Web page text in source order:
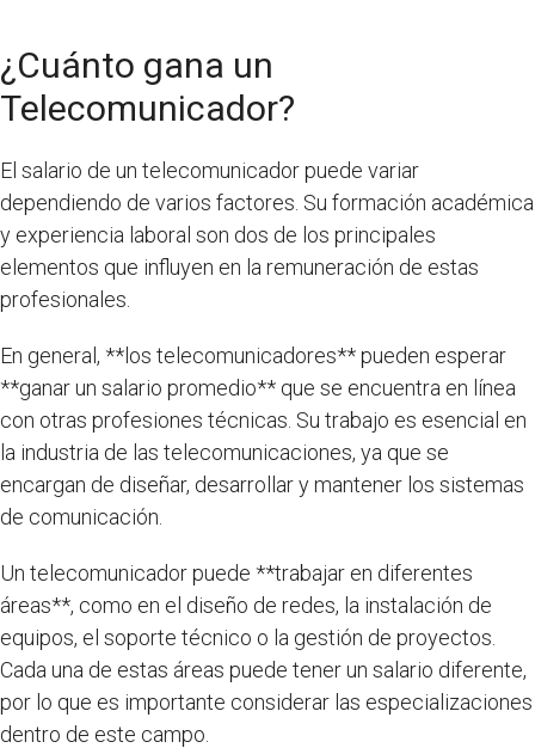
¿Cuánto gana un
Telecomunicador?
El salario de un telecomunicador puede variar
dependiendo de varios factores. Su formación académica
y experiencia laboral son dos de los principales
elementos que influyen en la remuneración de estas
profesionales.
En general, **los telecomunicadores** pueden esperar
**ganar un salario promedio** que se encuentra en línea
con otras profesiones técnicas. Su trabajo es esencial en
la industria de las telecomunicaciones, ya que se
encargan de diseñar, desarrollar y mantener los sistemas
de comunicación.
Un telecomunicador puede **trabajar en diferentes
áreas**, como en el diseño de redes, la instalación de
equipos, el soporte técnico o la gestión de proyectos.
Cada una de estas áreas puede tener un salario diferente,
por lo que es importante considerar las especializaciones
dentro de este campo.